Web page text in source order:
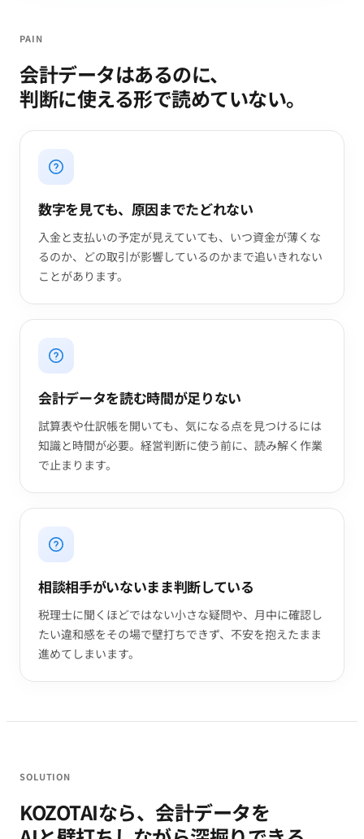
PAIN
会計データはあるのに、
判断に使える形で読めていない。
数字を見ても、原因までたどれない
入金と支払いの予定が見えていても、いつ資金が薄くな
るのか、どの取引が影響しているのかまで追いきれない
ことがあります。
会計データを読む時間が足りない
試算表や仕訳帳を開いても、気になる点を見つけるには
知識と時間が必要。経営判断に使う前に、読み解く作業
で止まります。
相談相手がいないまま判断している
税理士に聞くほどではない小さな疑問や、月中に確認し
たい違和感をその場で壁打ちできず、不安を抱えたまま
進めてしまいます。
SOLUTION
KOZOTAIなら、会計データを